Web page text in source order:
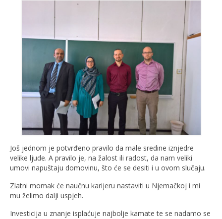
Još jednom je potvrđeno pravilo da male sredine iznjedre
velike ljude. A pravilo je, na žalost ili radost, da nam veliki
umovi napuštaju domovinu, što će se desiti i u ovom slučaju.
Zlatni momak će naučnu karijeru nastaviti u Njemačkoj i mi
mu želimo dalji uspjeh.
Investicija u znanje isplaćuje najbolje kamate te se nadamo se